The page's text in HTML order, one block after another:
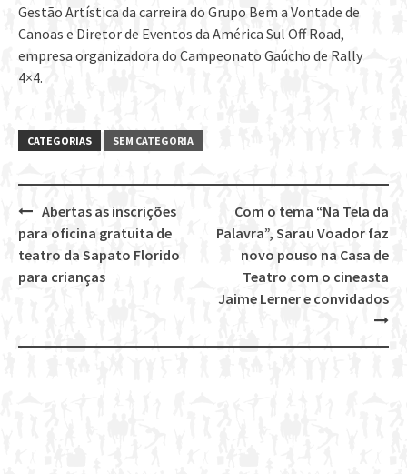
Gestão Artística da carreira do Grupo Bem a Vontade de
Canoas e Diretor de Eventos da América Sul Off Road,
empresa organizadora do Campeonato Gaúcho de Rally
4×4.
CATEGORIAS SEM CATEGORIA
Post
navigation
Com o tema “Na Tela da
Palavra”, Sarau Voador faz
novo pouso na Casa de
Teatro com o cineasta
Jaime Lerner e convidados
Abertas as inscrições
para oficina gratuita de
teatro da Sapato Florido
para crianças